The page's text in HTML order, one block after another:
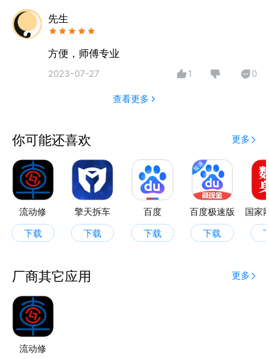
先生
方便，师傅专业
2023-07-27 1 0
查看更多
你可能还喜欢 更多
流动修
下载
擎天拆车
下载
百度
下载
百度极速版
下载
厂商其它应用 更多
流动修